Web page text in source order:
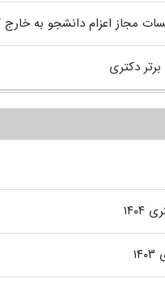
مجاز اعزام دانشجو به خارج
دکتری